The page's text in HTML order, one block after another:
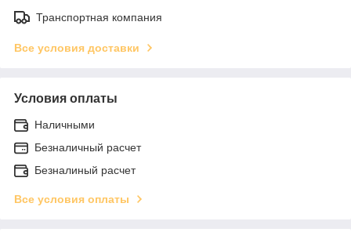
Транспортная компания
Все условия доставки
Условия оплаты
Наличными
Безналичный расчет
Безналиный расчет
Все условия оплаты